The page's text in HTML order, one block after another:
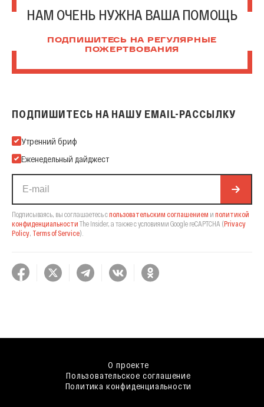
НАМ ОЧЕНЬ НУЖНА ВАША ПОМОЩЬ
ПОДПИШИТЕСЬ НА РЕГУЛЯРНЫЕ
ПОЖЕРТВОВАНИЯ
ПОДПИШИТЕСЬ НА НАШУ EMAIL-РАССЫЛКУ
Подпишитесь на нашу Email-рассылку
Утренний бриф
Еженедельный дайджест
Подписываясь, вы соглашаетесь спользовательским соглашением и политикой
конфиденциальности The Insider, а также с условиями Google reCAPTCHA (Privacy
Policy, Terms of Service).
О проекте
Пользовательское соглашение
Политика конфиденциальности